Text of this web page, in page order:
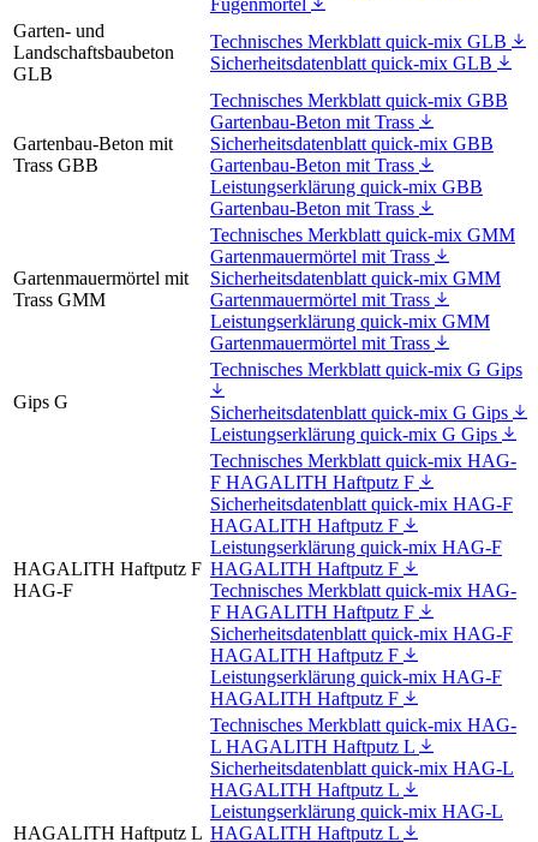
Garten- und
Landschaftsbaubeton
GLB
Technisches Merkblatt quick-mix GLB
Sicherheitsdatenblatt quick-mix GLB
Gartenbau-Beton mit
Trass GBB
Technisches Merkblatt quick-mix GBB
Gartenbau-Beton mit Trass
Sicherheitsdatenblatt quick-mix GBB
Gartenbau-Beton mit Trass
Leistungserklärung quick-mix GBB
Gartenbau-Beton mit Trass
Gartenmauermörtel mit
Trass GMM
Technisches Merkblatt quick-mix GMM
Gartenmauermörtel mit Trass
Sicherheitsdatenblatt quick-mix GMM
Gartenmauermörtel mit Trass
Leistungserklärung quick-mix GMM
Gartenmauermörtel mit Trass
Gips G
Technisches Merkblatt quick-mix G Gips
Sicherheitsdatenblatt quick-mix G Gips
Leistungserklärung quick-mix G Gips
HAGALITH Haftputz F
HAG-F
Technisches Merkblatt quick-mix HAG-
F HAGALITH Haftputz F
Sicherheitsdatenblatt quick-mix HAG-F
HAGALITH Haftputz F
Leistungserklärung quick-mix HAG-F
HAGALITH Haftputz F
Technisches Merkblatt quick-mix HAG-
F HAGALITH Haftputz F
Sicherheitsdatenblatt quick-mix HAG-F
HAGALITH Haftputz F
Leistungserklärung quick-mix HAG-F
HAGALITH Haftputz F
HAGALITH Haftputz L
Technisches Merkblatt quick-mix HAG-
L HAGALITH Haftputz L
Sicherheitsdatenblatt quick-mix HAG-L
HAGALITH Haftputz L
Leistungserklärung quick-mix HAG-L
HAGALITH Haftputz L